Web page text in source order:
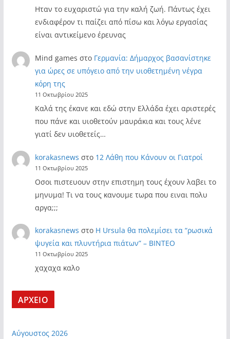
Ηταν το ευχαριστώ για την καλή ζωή. Πάντως έχει
ενδιαφέρον τι παίζει από πίσω και λόγω εργασίας
είναι αντικείμενο έρευνας
Mind games στο Γερμανία: Δήμαρχος βασανίστηκε
για ώρες σε υπόγειο από την υιοθετημένη νέγρα
κόρη της
11 Οκτωβρίου 2025
Καλά της έκανε και εδώ στην Ελλάδα έχει αριστερές
που πάνε και υιοθετούν μαυράκια και τους λένε
γιατί δεν υιοθετείς…
korakasnews στο 12 Λάθη που Κάνουν οι Γιατροί
11 Οκτωβρίου 2025
Οσοι πιστευουν στην επιστημη τους έχουν λαβει το
μηνυμα! Τι να τους κανουμε τωρα που ειναι πολυ
αργα;;;
korakasnews στο Η Ursula θα πολεμίσει τα “ρωσικά
ψυγεία και πλυντήρια πιάτων” – ΒΙΝΤΕΟ
11 Οκτωβρίου 2025
χαχαχα καλο
ΑΡΧΕΙΟ
Αύγουστος 2026